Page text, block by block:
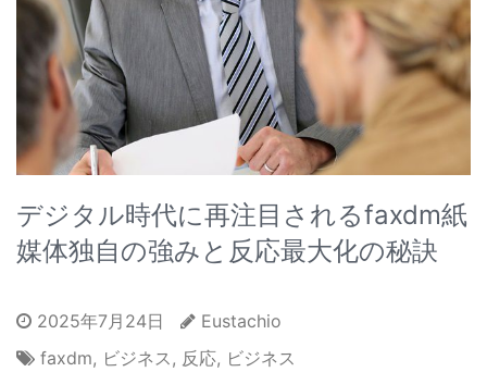
デジタル時代に再注目されるfaxdm紙
媒体独自の強みと反応最大化の秘訣
2025年7月24日
Eustachio
faxdm, ビジネス , 反応, ビジネス